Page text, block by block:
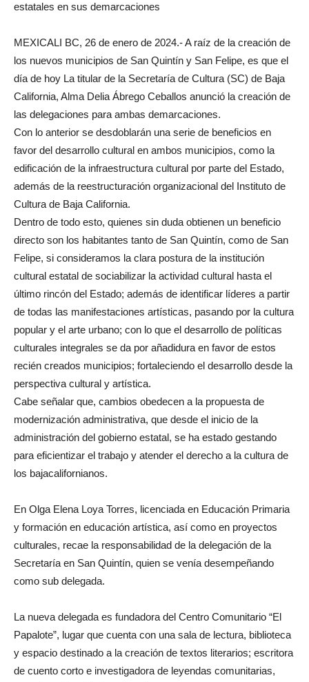
estatales en sus demarcaciones
MEXICALI BC, 26 de enero de 2024.- A raíz de la creación de
los nuevos municipios de San Quintín y San Felipe, es que el
día de hoy La titular de la Secretaría de Cultura (SC) de Baja
California, Alma Delia Ábrego Ceballos anunció la creación de
las delegaciones para ambas demarcaciones.
Con lo anterior se desdoblarán una serie de beneficios en
favor del desarrollo cultural en ambos municipios, como la
edificación de la infraestructura cultural por parte del Estado,
además de la reestructuración organizacional del Instituto de
Cultura de Baja California.
Dentro de todo esto, quienes sin duda obtienen un beneficio
directo son los habitantes tanto de San Quintín, como de San
Felipe, si consideramos la clara postura de la institución
cultural estatal de sociabilizar la actividad cultural hasta el
último rincón del Estado; además de identificar líderes a partir
de todas las manifestaciones artísticas, pasando por la cultura
popular y el arte urbano; con lo que el desarrollo de políticas
culturales integrales se da por añadidura en favor de estos
recién creados municipios; fortaleciendo el desarrollo desde la
perspectiva cultural y artística.
Cabe señalar que, cambios obedecen a la propuesta de
modernización administrativa, que desde el inicio de la
administración del gobierno estatal, se ha estado gestando
para eficientizar el trabajo y atender el derecho a la cultura de
los bajacalifornianos.
En Olga Elena Loya Torres, licenciada en Educación Primaria
y formación en educación artística, así como en proyectos
culturales, recae la responsabilidad de la delegación de la
Secretaría en San Quintín, quien se venía desempeñando
como sub delegada.
La nueva delegada es fundadora del Centro Comunitario “El
Papalote”, lugar que cuenta con una sala de lectura, biblioteca
y espacio destinado a la creación de textos literarios; escritora
de cuento corto e investigadora de leyendas comunitarias,